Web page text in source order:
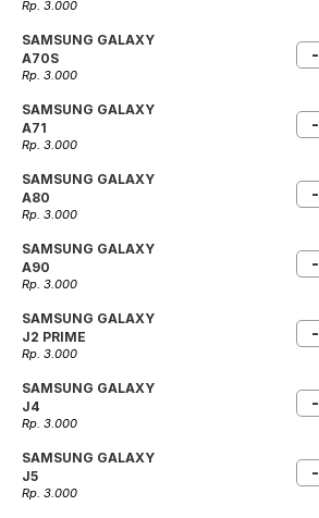
Rp. 3.000
SAMSUNG GALAXY
A70S
Rp. 3.000
-
SAMSUNG GALAXY
A71
Rp. 3.000
-
SAMSUNG GALAXY
A80
Rp. 3.000
-
SAMSUNG GALAXY
A90
Rp. 3.000
-
SAMSUNG GALAXY
J2 PRIME
Rp. 3.000
-
SAMSUNG GALAXY
J4
Rp. 3.000
-
SAMSUNG GALAXY
J5
Rp. 3.000
-